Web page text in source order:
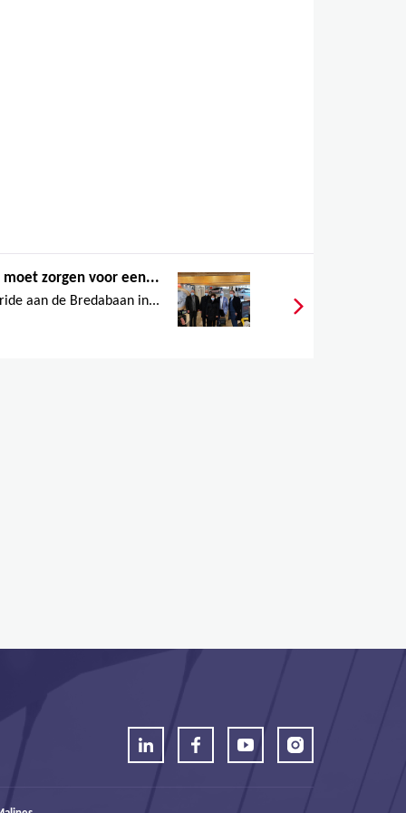
moet zorgen voor een...
aan de Bredabaan in...